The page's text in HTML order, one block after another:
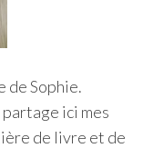
de Sophie.
ici mes
de livre et de